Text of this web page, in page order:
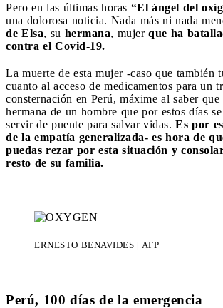
Pero en las últimas horas “El ángel del
una dolorosa noticia. Nada más ni nada
de Elsa, su hermana, mujer que ha
contra el Covid-19.
La muerte de esta mujer -caso que también
cuanto al acceso de medicamentos para un
consternación en Perú, máxime al saber que
hermana de un hombre que por estos días
servir de puente para salvar vidas. Es por
de la empatía generalizada- es hora de
puedas rezar por esta situación y
resto de su familia.
ERNESTO BENAVIDES | AFP
Perú, 100 días de la emergencia